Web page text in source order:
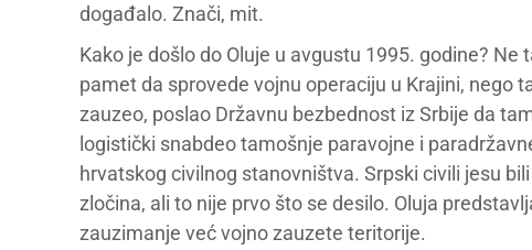
događalo. Znači, mit.
Kako je došlo do Oluje u avgustu 1995. godine?
pamet da sprovede vojnu operaciju u Krajini, nego
zauzeo, poslao Državnu bezbednost iz Srbije da
logistički snabdeo tamošnje paravojne i
hrvatskog civilnog stanovništva. Srpski civili jesu
zločina, ali to nije prvo što se desilo. Oluja
zauzimanje već vojno zauzete teritorije.